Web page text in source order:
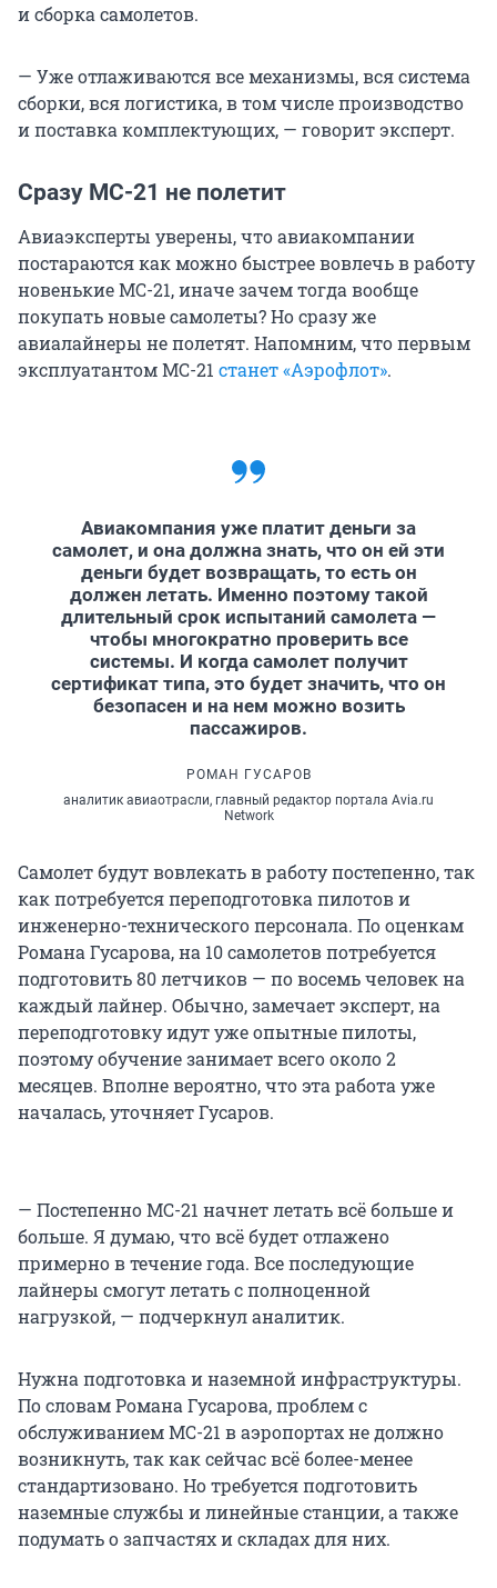
и сборка самолетов.
— Уже отлаживаются все механизмы, вся система
сборки, вся логистика, в том числе производство
и поставка комплектующих, — говорит эксперт.
Сразу МС-21 не полетит
Авиаэксперты уверены, что авиакомпании
постараются как можно быстрее вовлечь в работу
новенькие МС-21, иначе зачем тогда вообще
покупать новые самолеты? Но сразу же
авиалайнеры не полетят. Напомним, что первым
эксплуатантом МС-21 станет «Аэрофлот».
Авиакомпания уже платит деньги за
самолет, и она должна знать, что он ей эти
деньги будет возвращать, то есть он
должен летать. Именно поэтому такой
длительный срок испытаний самолета —
чтобы многократно проверить все
системы. И когда самолет получит
сертификат типа, это будет значить, что он
безопасен и на нем можно возить
пассажиров.
РОМАН ГУСАРОВ
аналитик авиаотрасли, главный редактор портала Avia.ru
Network
Самолет будут вовлекать в работу постепенно, так
как потребуется переподготовка пилотов и
инженерно-технического персонала. По оценкам
Романа Гусарова, на 10 самолетов потребуется
подготовить 80 летчиков — по восемь человек на
каждый лайнер. Обычно, замечает эксперт, на
переподготовку идут уже опытные пилоты,
поэтому обучение занимает всего около 2
месяцев. Вполне вероятно, что эта работа уже
началась, уточняет Гусаров.
— Постепенно МС-21 начнет летать всё больше и
больше. Я думаю, что всё будет отлажено
примерно в течение года. Все последующие
лайнеры смогут летать с полноценной
нагрузкой, — подчеркнул аналитик.
Нужна подготовка и наземной инфраструктуры.
По словам Романа Гусарова, проблем с
обслуживанием МС-21 в аэропортах не должно
возникнуть, так как сейчас всё более-менее
стандартизовано. Но требуется подготовить
наземные службы и линейные станции, а также
подумать о запчастях и складах для них.